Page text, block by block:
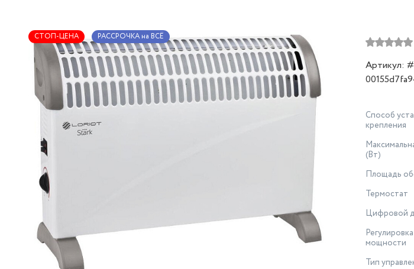
СТОП-ЦЕНА РАССРОЧКА на ВСЁ
Артикул:
Способ
крепления
(Вт)
Площадь
Термостат
Цифровой
мощности
Тип